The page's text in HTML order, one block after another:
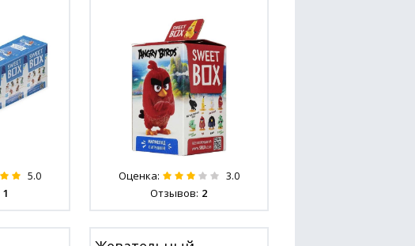
5.0
1
Оценка: 3.0
Отзывов: 2